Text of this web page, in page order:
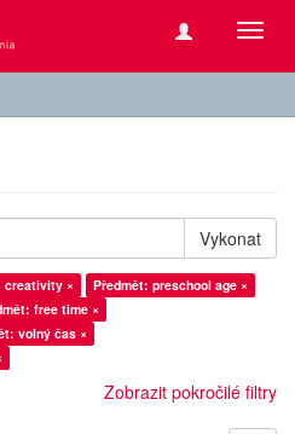
Vykonat
creativity ×
Předmět: preschool age ×
free time ×
volný čas ×
Zobrazit pokročilé filtry